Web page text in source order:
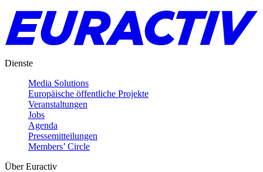
Dienste
Media Solutions
Europäische öffentliche Projekte
Veranstaltungen
Jobs
Agenda
Pressemitteilungen
Members’ Circle
Über Euractiv